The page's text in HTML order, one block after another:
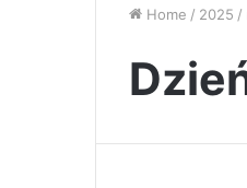
Home / 2025 /